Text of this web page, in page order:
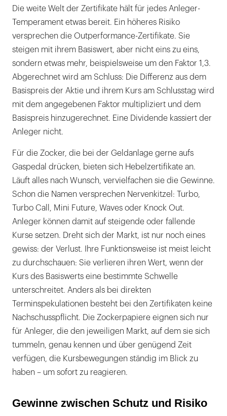
Die weite Welt der Zertifikate hält für jedes Anleger-
Temperament etwas bereit. Ein höheres Risiko
versprechen die Outperformance-Zertifikate. Sie
steigen mit ihrem Basiswert, aber nicht eins zu eins,
sondern etwas mehr, beispielsweise um den Faktor 1,3.
Abgerechnet wird am Schluss: Die Differenz aus dem
Basispreis der Aktie und ihrem Kurs am Schlusstag wird
mit dem angegebenen Faktor multipliziert und dem
Basispreis hinzugerechnet. Eine Dividende kassiert der
Anleger nicht.
Für die Zocker, die bei der Geldanlage gerne aufs
Gaspedal drücken, bieten sich Hebelzertifikate an.
Läuft alles nach Wunsch, vervielfachen sie die Gewinne.
Schon die Namen versprechen Nervenkitzel: Turbo,
Turbo Call, Mini Future, Waves oder Knock Out.
Anleger können damit auf steigende oder fallende
Kurse setzen. Dreht sich der Markt, ist nur noch eines
gewiss: der Verlust. Ihre Funktionsweise ist meist leicht
zu durchschauen: Sie verlieren ihren Wert, wenn der
Kurs des Basiswerts eine bestimmte Schwelle
unterschreitet. Anders als bei direkten
Terminspekulationen besteht bei den Zertifikaten keine
Nachschusspflicht. Die Zockerpapiere eignen sich nur
für Anleger, die den jeweiligen Markt, auf dem sie sich
tummeln, genau kennen und über genügend Zeit
verfügen, die Kursbewegungen ständig im Blick zu
haben – um sofort zu reagieren.
Gewinne zwischen Schutz und Risiko